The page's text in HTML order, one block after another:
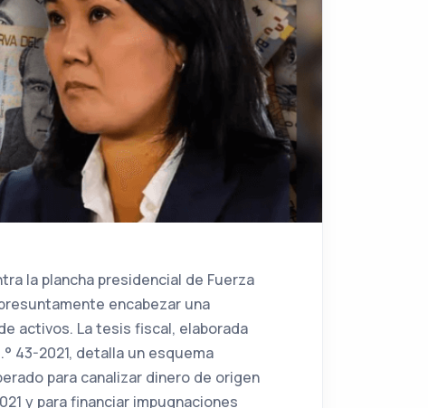
la plancha presidencial de Fuerza
encabezar una
activos. La tesis fiscal, elaborada
43-2021, detalla un esquema
para canalizar dinero de origen
y para financiar impugnaciones